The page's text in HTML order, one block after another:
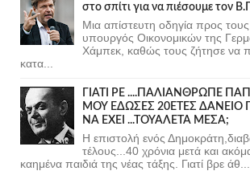
στο σπίτι για να πιέσουμε τον
Μια απίστευτη οδηγία προς
υπουργός Οικονομικών της
Χάμπεκ, καθώς τους ζήτησε να
κατα...
ΓΙΑΤΙ ΡΕ ....ΠΑΛΙΑΝΘΡΩΠΕ
ΜΟΥ ΕΔΩΣΕΣ 20ΕΤΕΣ ΔΑΝΕΙΟ
ΝΑ ΕΧΕΙ ...ΤΟΥΑΛΕΤΑ ΜΕΣΑ;
Η επιστολή ενός
τέλους...40 χρόνια μετά και
καημένα παιδιά της νέας τάξης. Γιατί βρε άθ...